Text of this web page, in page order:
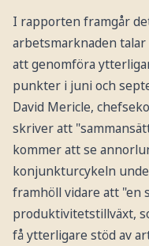
I rapporten framgår
arbetsmarknaden
att genomföra
punkter i juni och
David Mericle,
skriver att
kommer att se
konjunkturcykeln
framhöll vidare att "en
produktivitetstillväxt,
få ytterligare stöd av